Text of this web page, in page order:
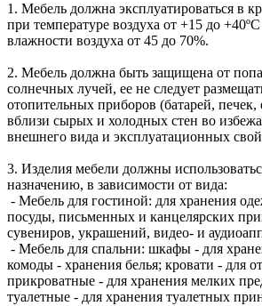
1. Мебель должна эксплуатироваться в
при температуре воздуха от +15 до
влажности воздуха от 45 до 70%.
2. Мебель должна быть защищена от
солнечных лучей, ее не следует
отопительных приборов (батарей, печек,
вблизи сырых и холодных стен во
внешнего вида и эксплуатационных
3. Изделия мебели должны
назначению, в зависимости от вида:
- Мебель для гостиной: для хранения
посуды, письменных и канцелярских
сувениров, украшений, видео- и
- Мебель для спальни: шкафы - для
комоды - хранения белья; кровати - для
прикроватные - для хранения мелких
туалетные - для хранения туалетных